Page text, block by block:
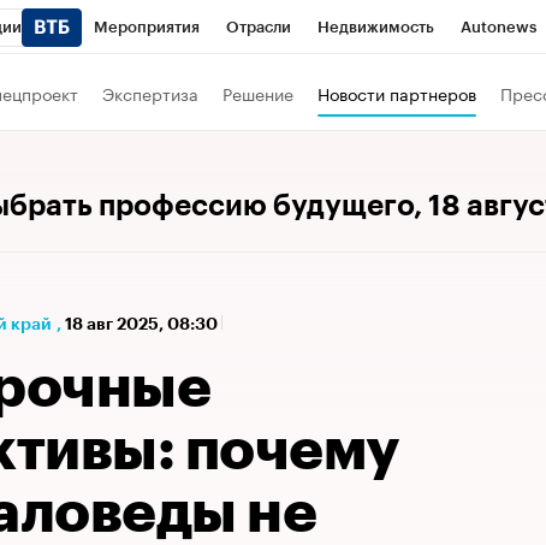
Мероприятия Отрасли Недвижимость Autonews
Спецпроекты СПб
Экспертиза Решение Новости партнеров
профессию будущего, 18
край , 18 авг 2025, 08:30
почему
не